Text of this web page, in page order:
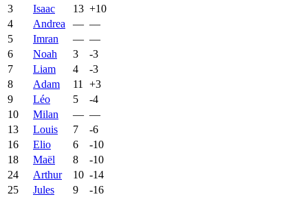
3
Isaac 13 +10
4
Andrea — —
5
Imran — —
6
Noah 3
-3
7
Liam 4
-3
8
Adam 11 +3
9
Léo 5
-4
10
Milan — —
13
Louis 7
-6
16
Elio 6
-10
18
Maël 8
-10
24
Arthur 10 -14
25
Jules 9 -16